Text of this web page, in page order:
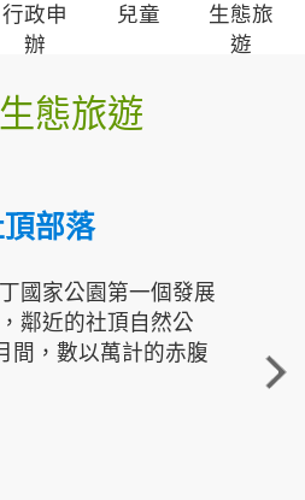
行政申
辦
兒童
生態旅
遊
態旅遊
部落
國家公園第一個發展
鄰近的社頂自然公
間，數以萬計的赤腹
重
走進